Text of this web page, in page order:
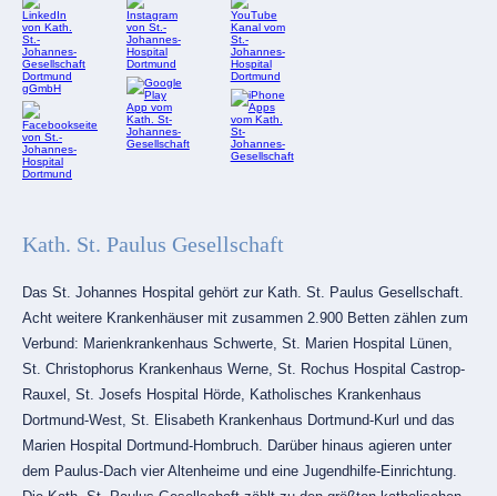
Kath. St. Paulus Gesellschaft
Das St. Johannes Hospital gehört zur Kath. St. Paulus Gesellschaft.
Acht weitere Krankenhäuser mit zusammen 2.900 Betten zählen zum
Verbund: Marienkrankenhaus Schwerte, St. Marien Hospital Lünen,
St. Christophorus Krankenhaus Werne, St. Rochus Hospital Castrop-
Rauxel, St. Josefs Hospital Hörde, Katholisches Krankenhaus
Dortmund-West, St. Elisabeth Krankenhaus Dortmund-Kurl und das
Marien Hospital Dortmund-Hombruch. Darüber hinaus agieren unter
dem Paulus-Dach vier Altenheime und eine Jugendhilfe-Einrichtung.